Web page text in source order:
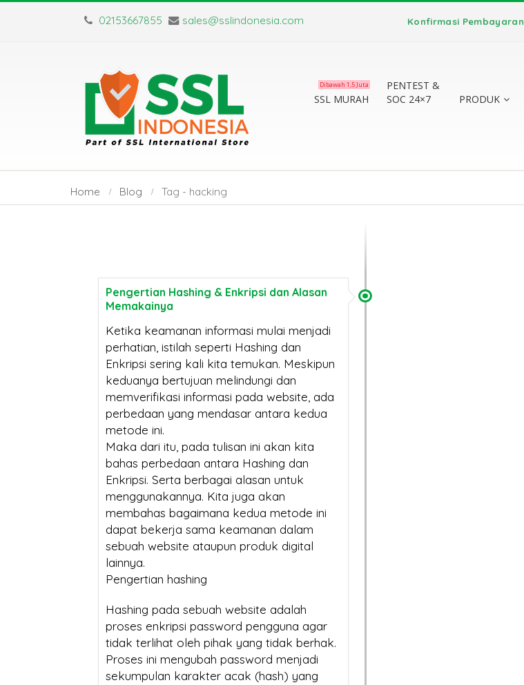
02153667855 sales@sslindonesia.com Konfirmasi Pembayaran
SSL MURAH
Dibawah 1,5 Juta
PENTEST &
SOC 24×7
PRODUK
Home Blog Tag - hacking
Pengertian Hashing & Enkripsi dan Alasan
Memakainya
Ketika keamanan informasi mulai menjadi
perhatian, istilah seperti Hashing dan
Enkripsi sering kali kita temukan. Meskipun
keduanya bertujuan melindungi dan
memverifikasi informasi pada website, ada
perbedaan yang mendasar antara kedua
metode ini.
Maka dari itu, pada tulisan ini akan kita
bahas perbedaan antara Hashing dan
Enkripsi. Serta berbagai alasan untuk
menggunakannya. Kita juga akan
membahas bagaimana kedua metode ini
dapat bekerja sama keamanan dalam
sebuah website ataupun produk digital
lainnya.
Pengertian hashing
Hashing pada sebuah website adalah
proses enkripsi password pengguna agar
tidak terlihat oleh pihak yang tidak berhak.
Proses ini mengubah password menjadi
sekumpulan karakter acak (hash) yang
Berlaku Singkat:
Dampak dan Solusinya
Sertifikat SSL:
Mengapa Bisnis
Anda Bisa Lumpuh
SSL Certificate:
Mengapa Harganya
Berbeda? Ini Penjelasannya
TLS: Apa Saja
Kenapa Website
Tanpa Sertifikat SSL
Susah Tembus Halaman
Sertifikat SSL
Jangan Tergoda
Harga! Ini Bahaya
Beli SSL Murah untuk Situs
Anda